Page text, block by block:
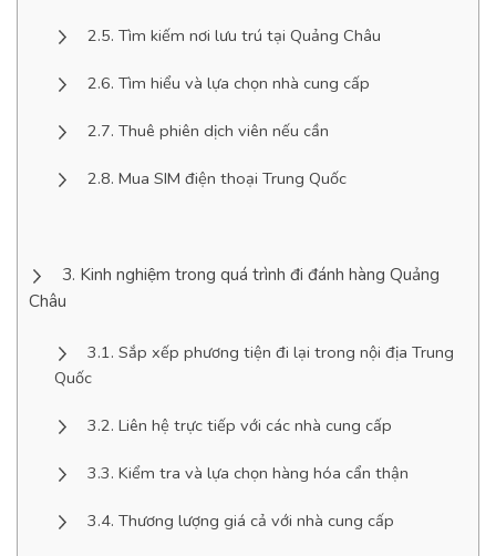
Tìm kiếm nơi lưu trú tại Quảng Châu
Tìm hiểu và lựa chọn nhà cung cấp
Thuê phiên dịch viên nếu cần
Mua SIM điện thoại Trung Quốc
Kinh nghiệm trong quá trình đi đánh hàng Quảng
Châu
Sắp xếp phương tiện đi lại trong nội địa Trung
Quốc
Liên hệ trực tiếp với các nhà cung cấp
Kiểm tra và lựa chọn hàng hóa cẩn thận
Thương lượng giá cả với nhà cung cấp